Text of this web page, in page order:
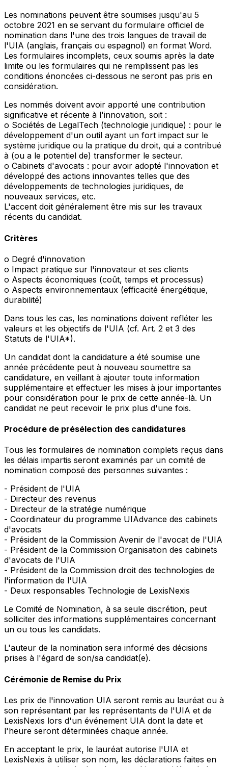
Les nominations peuvent être soumises jusqu'au 5
octobre 2021 en se servant du formulaire officiel de
nomination dans l'une des trois langues de travail de
l'UIA (anglais, français ou espagnol) en format Word.
Les formulaires incomplets, ceux soumis après la date
limite ou les formulaires qui ne remplissent pas les
conditions énoncées ci-dessous ne seront pas pris en
considération.
Les nommés doivent avoir apporté une contribution
significative et récente à l'innovation, soit :
o Sociétés de LegalTech (technologie juridique) : pour le
développement d'un outil ayant un fort impact sur le
système juridique ou la pratique du droit, qui a contribué
à (ou a le potentiel de) transformer le secteur.
o Cabinets d'avocats : pour avoir adopté l'innovation et
développé des actions innovantes telles que des
développements de technologies juridiques, de
nouveaux services, etc.
L'accent doit généralement être mis sur les travaux
récents du candidat.
Critères
o Degré d'innovation
o Impact pratique sur l'innovateur et ses clients
o Aspects économiques (coût, temps et processus)
o Aspects environnementaux (efficacité énergétique,
durabilité)
Dans tous les cas, les nominations doivent refléter les
valeurs et les objectifs de l'UIA (cf. Art. 2 et 3 des
Statuts de l'UIA*).
Un candidat dont la candidature a été soumise une
année précédente peut à nouveau soumettre sa
candidature, en veillant à ajouter toute information
supplémentaire et effectuer les mises à jour importantes
pour considération pour le prix de cette année-là. Un
candidat ne peut recevoir le prix plus d'une fois.
Procédure de présélection des candidatures
Tous les formulaires de nomination complets reçus dans
les délais impartis seront examinés par un comité de
nomination composé des personnes suivantes :
- Président de l'UIA
- Directeur des revenus
- Directeur de la stratégie numérique
- Coordinateur du programme UIAdvance des cabinets
d'avocats
- Président de la Commission Avenir de l'avocat de l'UIA
- Président de la Commission Organisation des cabinets
d'avocats de l'UIA
- Président de la Commission droit des technologies de
l'information de l'UIA
- Deux responsables Technologie de LexisNexis
Le Comité de Nomination, à sa seule discrétion, peut
solliciter des informations supplémentaires concernant
un ou tous les candidats.
L'auteur de la nomination sera informé des décisions
prises à l'égard de son/sa candidat(e).
Cérémonie de Remise du Prix
Les prix de l'innovation UIA seront remis au lauréat ou à
son représentant par les représentants de l'UIA et de
LexisNexis lors d'un événement UIA dont la date et
l'heure seront déterminées chaque année.
En acceptant le prix, le lauréat autorise l'UIA et
LexisNexis à utiliser son nom, les déclarations faites en